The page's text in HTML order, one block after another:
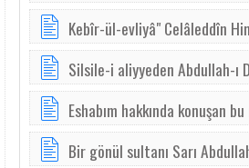
Kebîr-ül-evliyâ" Celâleddîn
Silsile-i aliyyeden Abdullah-ı
Eshabım hakkında konuşan
Bir gönül sultanı Sarı